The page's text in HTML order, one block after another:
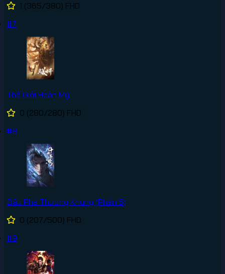
1 (365/380) FHD
#7
Thế Giới Hoàn Mỹ
0 (280/280) FHD
#8
Đấu Phá Thương Khung (Phần 5)
0 (207/500) FHD
#9